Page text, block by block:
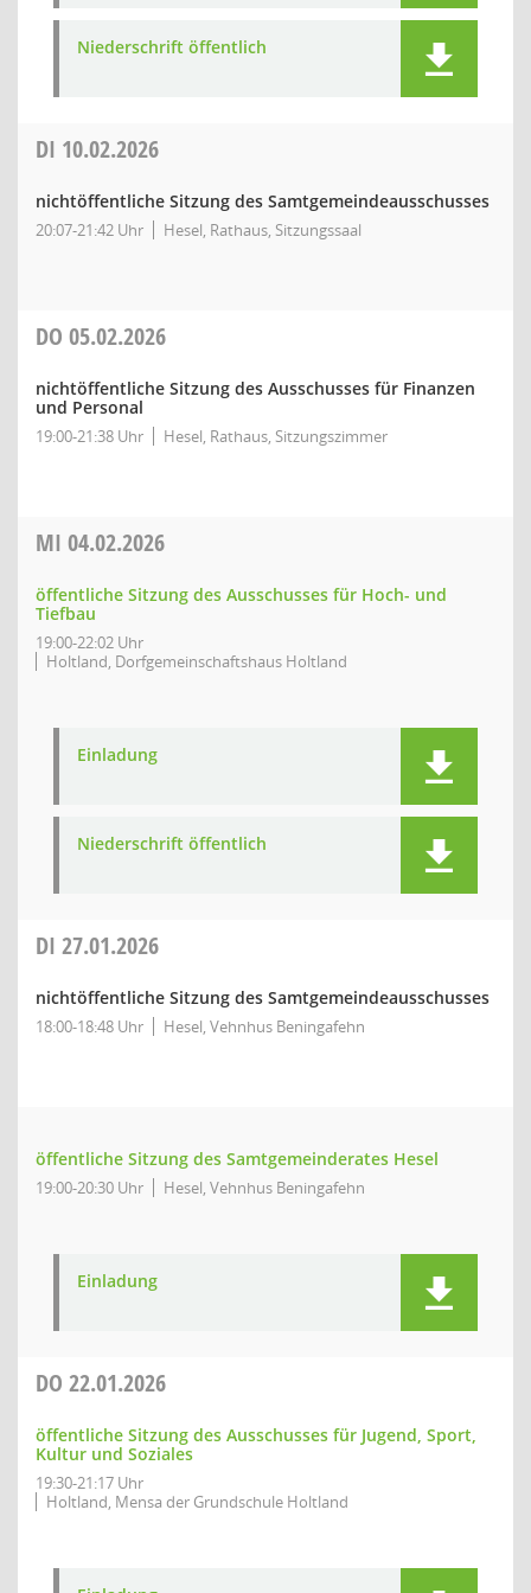
Niederschrift öffentlich
DI 10.02.2026
nichtöffentliche Sitzung des Samtgemeindeausschusses
20:07-21:42 Uhr Hesel, Rathaus, Sitzungssaal
DO 05.02.2026
nichtöffentliche Sitzung des Ausschusses für Finanzen
und Personal
19:00-21:38 Uhr Hesel, Rathaus, Sitzungszimmer
MI 04.02.2026
öffentliche Sitzung des Ausschusses für Hoch- und
Tiefbau
19:00-22:02 Uhr
Holtland, Dorfgemeinschaftshaus Holtland
Einladung
Niederschrift öffentlich
DI 27.01.2026
nichtöffentliche Sitzung des Samtgemeindeausschusses
18:00-18:48 Uhr Hesel, Vehnhus Beningafehn
öffentliche Sitzung des Samtgemeinderates Hesel
19:00-20:30 Uhr Hesel, Vehnhus Beningafehn
Einladung
DO 22.01.2026
öffentliche Sitzung des Ausschusses für Jugend, Sport,
Kultur und Soziales
19:30-21:17 Uhr
Holtland, Mensa der Grundschule Holtland